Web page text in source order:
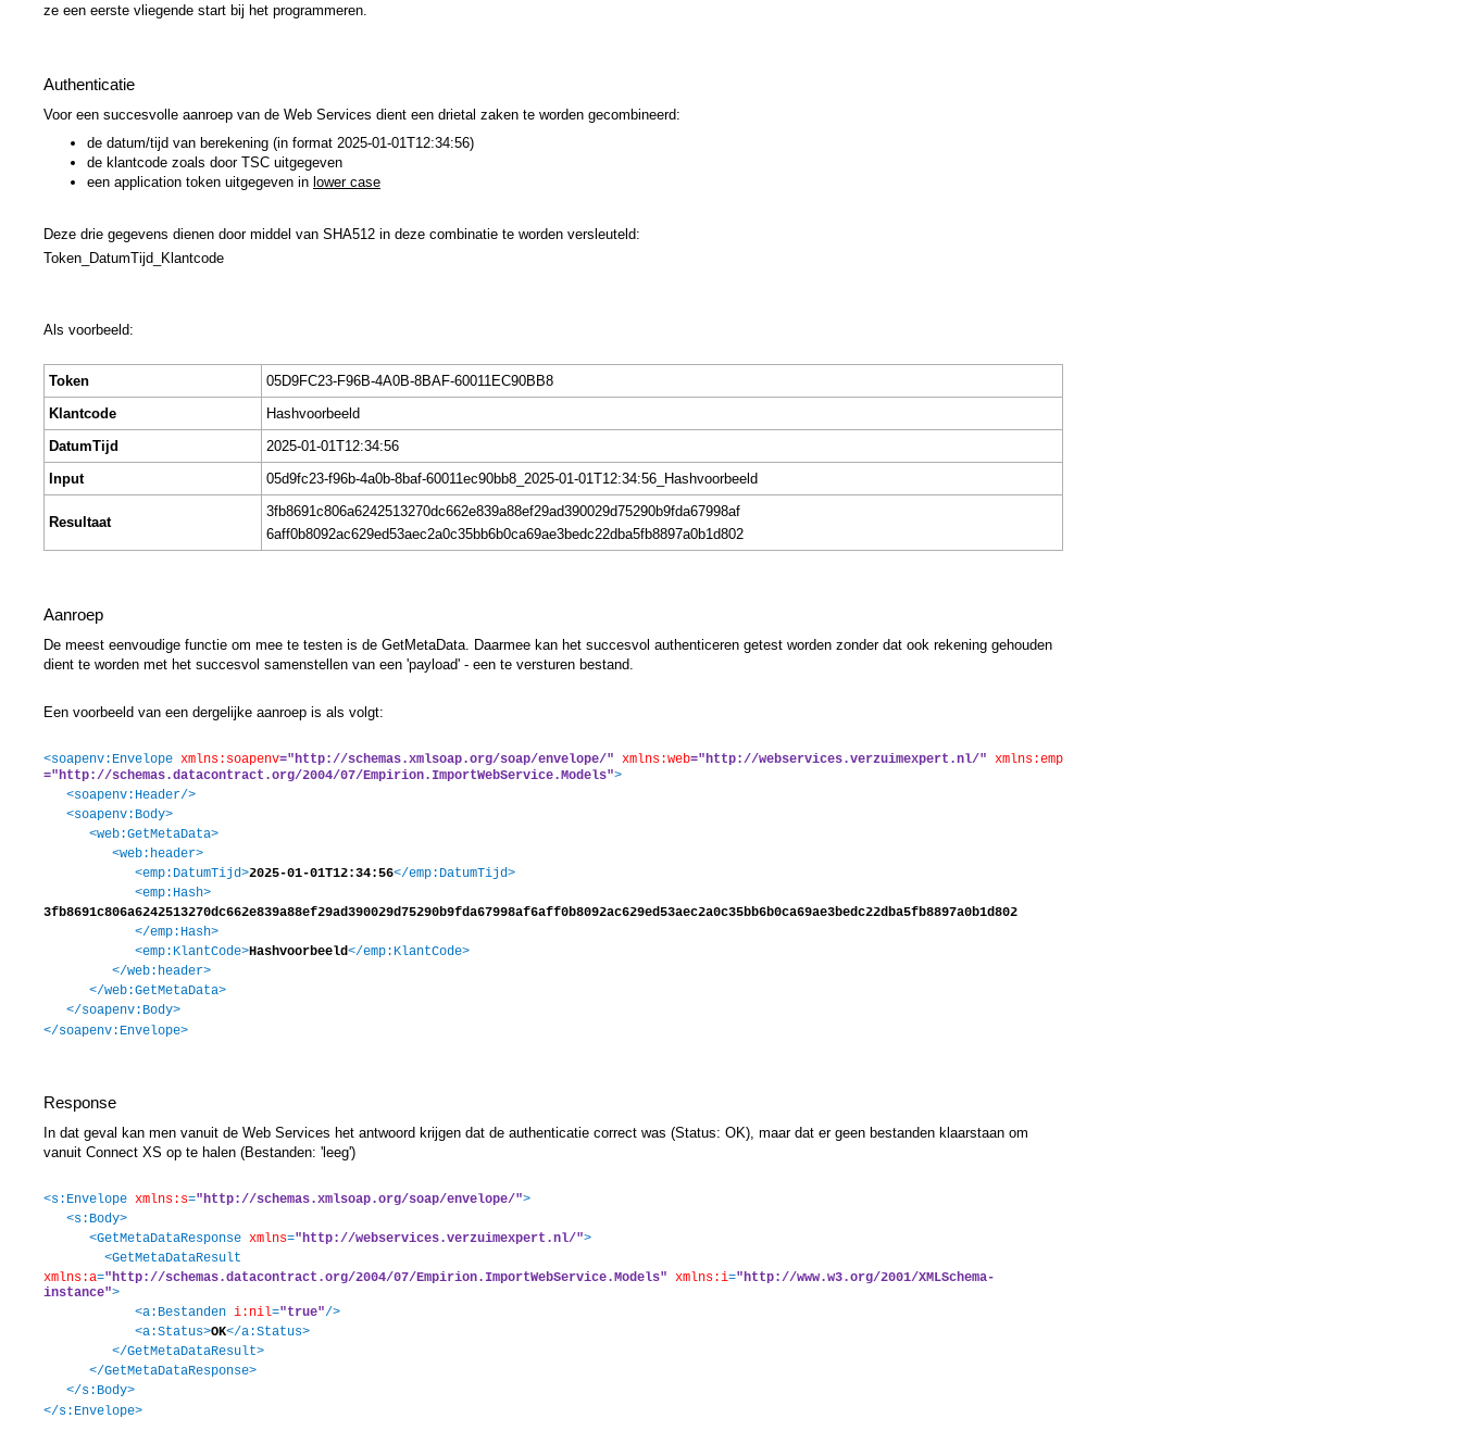
ze een eerste vliegende start bij het programmeren.
Authenticatie
Voor een succesvolle aanroep van de Web Services dient een drietal zaken te worden gecombineerd:
de datum/tijd van berekening (in format 2025-01-01T12:34:56)
de klantcode zoals door TSC uitgegeven
een application token uitgegeven in lower case
Deze drie gegevens dienen door middel van SHA512 in deze combinatie te worden versleuteld:
Token_DatumTijd_Klantcode
Als voorbeeld:
Token
05D9FC23-F96B-4A0B-8BAF-60011EC90BB8
Klantcode
Hashvoorbeeld
DatumTijd
2025-01-01T12:34:56
Input
05d9fc23-f96b-4a0b-8baf-60011ec90bb8_2025-01-01T12:34:56_Hashvoorbeeld
Resultaat
3fb8691c806a6242513270dc662e839a88ef29ad390029d75290b9fda67998af
6aff0b8092ac629ed53aec2a0c35bb6b0ca69ae3bedc22dba5fb8897a0b1d802
Aanroep
De meest eenvoudige functie om mee te testen is de GetMetaData. Daarmee kan het succesvol authenticeren getest worden zonder dat ook rekening gehouden
dient te worden met het succesvol samenstellen van een 'payload' - een te versturen bestand.
Een voorbeeld van een dergelijke aanroep is als volgt:
<soapenv:Envelope xmlns:soapenv="http://schemas.xmlsoap.org/soap/envelope/" xmlns:web="http://webservices.verzuimexpert.nl/" xmlns:emp
="http://schemas.datacontract.org/2004/07/Empirion.ImportWebService.Models">
<soapenv:Header/>
<soapenv:Body>
<web:GetMetaData>
<web:header>
<emp:DatumTijd>2025-01-01T12:34:56</emp:DatumTijd>
<emp:Hash>
3fb8691c806a6242513270dc662e839a88ef29ad390029d75290b9fda67998af6aff0b8092ac629ed53aec2a0c35bb6b0ca69ae3bedc22dba5fb8897a0b1d802
</emp:Hash>
<emp:KlantCode>Hashvoorbeeld</emp:KlantCode>
</web:header>
</web:GetMetaData>
</soapenv:Body>
</soapenv:Envelope>
Response
In dat geval kan men vanuit de Web Services het antwoord krijgen dat de authenticatie correct was (Status: OK), maar dat er geen bestanden klaarstaan om
vanuit Connect XS op te halen (Bestanden: 'leeg')
<s:Envelope xmlns:s="http://schemas.xmlsoap.org/soap/envelope/">
<s:Body>
<GetMetaDataResponse xmlns="http://webservices.verzuimexpert.nl/">
<GetMetaDataResult
xmlns:a="http://schemas.datacontract.org/2004/07/Empirion.ImportWebService.Models" xmlns:i="http://www.w3.org/2001/XMLSchema-
instance">
<a:Bestanden i:nil="true"/>
<a:Status>OK</a:Status>
</GetMetaDataResult>
</GetMetaDataResponse>
</s:Body>
</s:Envelope>